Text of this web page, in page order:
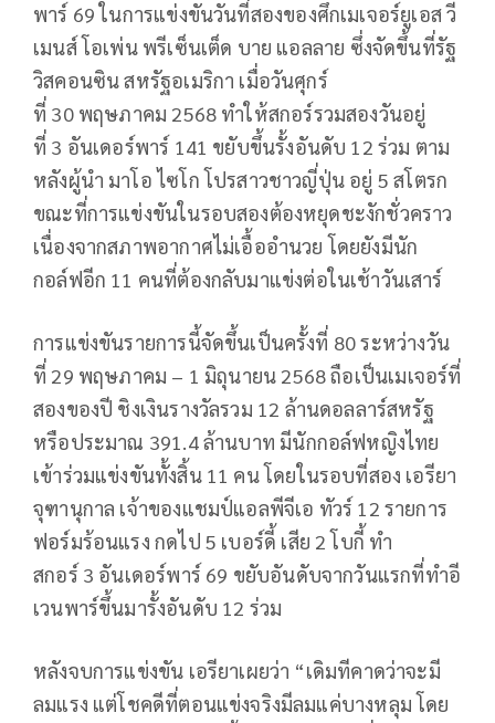
พาร์ 69ในการแข่งขันวันที่สองของศึกเมเจอร์ยูเอส วี
เมนส์ โอเพ่น พรีเซ็นเต็ด บาย แอลลาย ซึ่งจัดขึ้นที่รัฐ
วิสคอนซิน สหรัฐอเมริกา เมื่อวันศุกร์
ที่ 30 พฤษภาคม 2568 ทำให้สกอร์รวมสองวันอยู่
ที่ 3 อันเดอร์พาร์ 141 ขยับขึ้นรั้งอันดับ 12ร่วม ตาม
หลังผู้นำ มาโอ ไซโก โปรสาวชาวญี่ปุ่น อยู่ 5สโตรก
ขณะที่การแข่งขันในรอบสองต้องหยุดชะงักชั่วคราว
เนื่องจากสภาพอากาศไม่เอื้ออำนวย โดยยังมีนัก
กอล์ฟอีก 11 คนที่ต้องกลับมาแข่งต่อในเช้าวันเสาร์
การแข่งขันรายการนี้จัดขึ้นเป็นครั้งที่ 80ระหว่างวัน
ที่ 29 พฤษภาคม – 1 มิถุนายน 2568ถือเป็นเมเจอร์ที่
สองของปี ชิงเงินรางวัลรวม 12 ล้านดอลลาร์สหรัฐ
หรือประมาณ 391.4ล้านบาท มีนักกอล์ฟหญิงไทย
เข้าร่วมแข่งขันทั้งสิ้น 11 คน โดยในรอบที่สอง เอรียา
จุฑานุกาล เจ้าของแชมป์แอลพีจีเอ ทัวร์ 12 รายการ
ฟอร์มร้อนแรง กดไป 5 เบอร์ดี้ เสีย 2โบกี้ ทำ
สกอร์ 3 อันเดอร์พาร์ 69 ขยับอันดับจากวันแรกที่ทำอี
เวนพาร์ขึ้นมารั้งอันดับ 12 ร่วม
หลังจบการแข่งขัน เอรียาเผยว่า “เดิมทีคาดว่าจะมี
ลมแรง แต่โชคดีที่ตอนแข่งจริงมีลมแค่บางหลุม โดย